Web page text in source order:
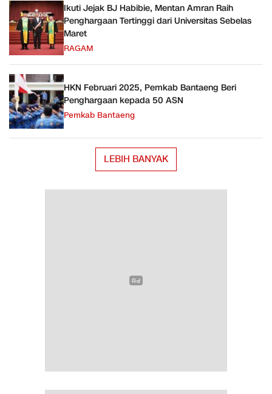
Ikuti Jejak BJ Habibie, Mentan Amran Raih
Penghargaan Tertinggi dari Universitas Sebelas
Maret
RAGAM
HKN Februari 2025, Pemkab Bantaeng Beri
Penghargaan kepada 50 ASN
Pemkab Bantaeng
LEBIH BANYAK